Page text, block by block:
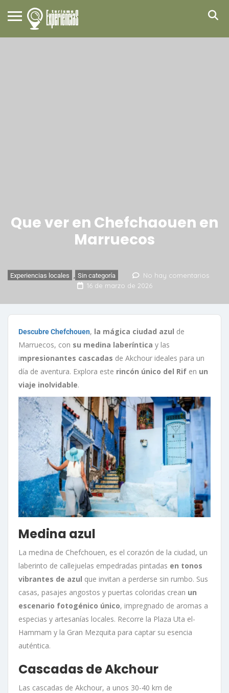
Que ver en Chefchaouen en
Marruecos
Experiencias locales Sin categoría
No hay comentarios
16 de marzo de 2026
Descubre Chefchouen, la mágica ciudad azul de
Marruecos, con su medina laberíntica y las
impresionantes cascadas de Akchour ideales para un
día de aventura. Explora este rincón único del Rif en un
viaje inolvidable.
Medina azul
La medina de Chefchouen, es el corazón de la ciudad, un
laberinto de callejuelas empedradas pintadas en tonos
vibrantes de azul que invitan a perderse sin rumbo. Sus
casas, pasajes angostos y puertas coloridas crean un
escenario fotogénico único, impregnado de aromas a
especias y artesanías locales. Recorre la Plaza Uta el-
Hammam y la Gran Mezquita para captar su esencia
auténtica.
Cascadas de Akchour
Las cascadas de Akchour, a unos 30-40 km de